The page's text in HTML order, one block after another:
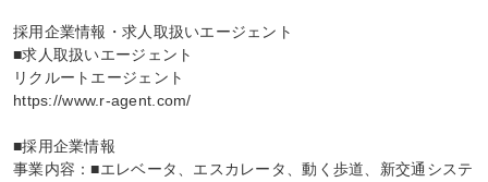
採用企業情報・求人取扱いエージェント
■求人取扱いエージェント
リクルートエージェント
https://www.r-agent.com/
■採用企業情報
事業内容：■エレベータ、エスカレータ、動く歩道、新交通システ